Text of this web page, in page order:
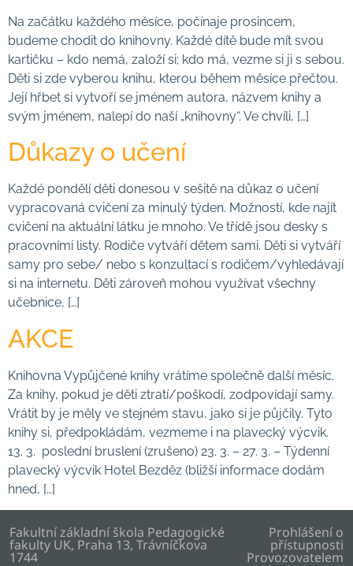
Na začátku každého měsíce, počínaje prosincem,
budeme chodit do knihovny. Každé dítě bude mít svou
kartičku – kdo nemá, založí si; kdo má, vezme si ji s sebou.
Děti si zde vyberou knihu, kterou během měsíce přečtou.
Její hřbet si vytvoří se jménem autora, názvem knihy a
svým jménem, nalepí do naší „knihovny“. Ve chvíli, […]
Důkazy o učení
Každé pondělí děti donesou v sešitě na důkaz o učení
vypracovaná cvičení za minulý týden. Možností, kde najít
cvičení na aktuální látku je mnoho. Ve třídě jsou desky s
pracovními listy. Rodiče vytváří dětem sami. Děti si vytváří
samy pro sebe/ nebo s konzultací s rodičem/vyhledávají
si na internetu. Děti zároveň mohou využívat všechny
učebnice, […]
AKCE
Knihovna Vypůjčené knihy vrátíme společně další měsíc.
Za knihy, pokud je děti ztratí/poškodí, zodpovídají samy.
Vrátit by je měly ve stejném stavu, jako si je půjčily. Tyto
knihy si, předpokládám, vezmeme i na plavecký výcvik.
13. 3. poslední bruslení (zrušeno) 23. 3. – 27. 3. – Týdenní
plavecký výcvik Hotel Bezděz (bližší informace dodám
hned, […]
Fakultní základní škola Pedagogické
fakulty UK, Praha 13, Trávníčkova
1744
Prohlášení o
přístupnosti
Provozovatelem